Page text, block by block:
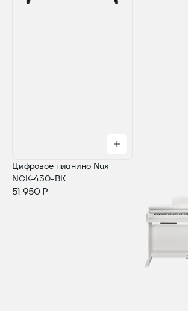
Цифровое пианино Nux
NCK-430-BK
51 950 ₽